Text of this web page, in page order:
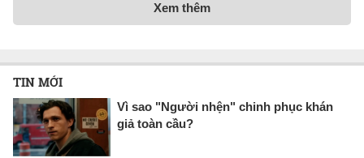
Xem thêm
TIN MỚI
Vì sao "Người nhện" chinh phục khán
giả toàn cầu?